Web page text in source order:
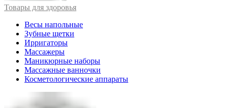
Товары для здоровья
Весы напольные
Зубные щетки
Ирригаторы
Массажеры
Маникюрные наборы
Массажные ванночки
Косметологические аппараты